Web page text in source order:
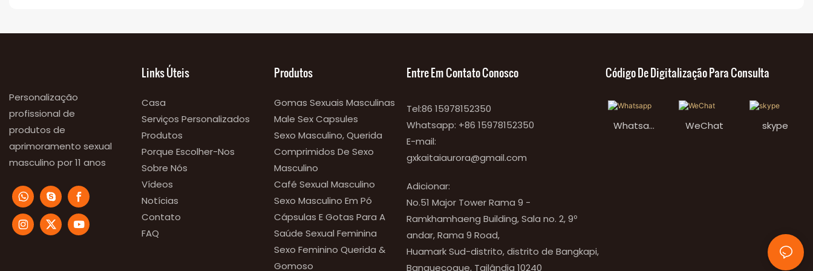
Personalização
profissional de
produtos de
aprimoramento sexual
masculino por 11 anos
Links Úteis
Casa
Serviços Personalizados
Produtos
Porque Escolher-Nos
Sobre Nós
Vídeos
Notícias
Contato
FAQ
Produtos
Gomas Sexuais Masculinas
Male Sex Capsules
Sexo Masculino, Querida
Comprimidos De Sexo
Masculino
Café Sexual Masculino
Sexo Masculino Em Pó
Cápsulas E Gotas Para A
Saúde Sexual Feminina
Sexo Feminino Querida &
Gomoso
Entre Em Contato Conosco
Tel:86 15978152350
Whatsapp: +86 15978152350
E-mail:
gxkaitaiaurora@gmail.com
Adicionar:
No.51 Major Tower Rama 9 -
Ramkhamhaeng Building, Sala no. 2, 9º
andar, Rama 9 Road,
Huamark Sud-distrito, distrito de Bangkapi,
Banguecoque, Tailândia 10240
Código De Digitalização Para Consulta
Whatsap
WeChat skype